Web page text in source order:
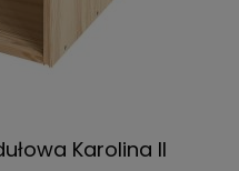
Karolina II